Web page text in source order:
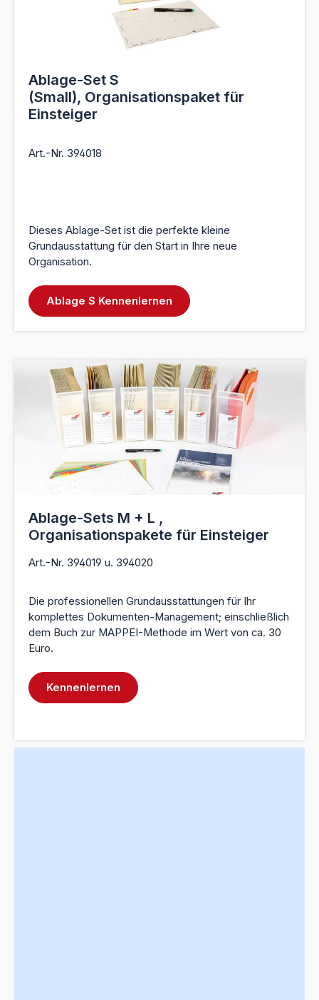
Ablage-Set S
(Small), Organisationspaket für
Einsteiger
Art.-Nr. 394018
Dieses Ablage-Set ist die perfekte kleine
Grundausstattung für den Start in Ihre neue
Organisation.
Ablage S Kennenlernen
Ablage-Sets M + L ,
Organisationspakete für Einsteiger
Art.-Nr. 394019 u. 394020
Die professionellen Grundausstattungen für Ihr
komplettes Dokumenten-Management; einschließlich
dem Buch zur MAPPEI-Methode im Wert von ca. 30
Euro.
Kennenlernen